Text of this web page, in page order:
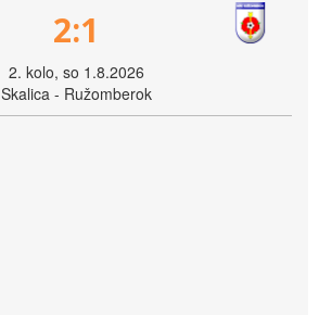
2:1
2. kolo, so 1.8.2026
Skalica - Ružomberok